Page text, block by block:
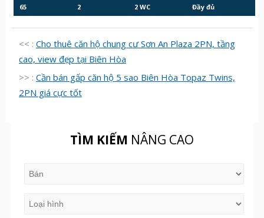
65
2
2 WC
Đầy đủ
<< : Cho thuê căn hộ chung cư Sơn An Plaza 2PN, tầng
cao, view đẹp tại Biên Hòa
>> : Cần bán gấp căn hộ 5 sao Biên Hòa Topaz Twins,
2PN giá cực tốt
TÌM KIẾM NÂNG CAO